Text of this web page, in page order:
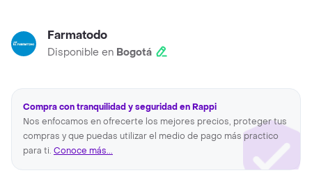
Farmatodo
Disponible en Bogotá
Compra con tranquilidad y seguridad en Rappi
Nos enfocamos en ofrecerte los mejores precios, proteger tus
compras y que puedas utilizar el medio de pago más practico
para ti. Conoce más...